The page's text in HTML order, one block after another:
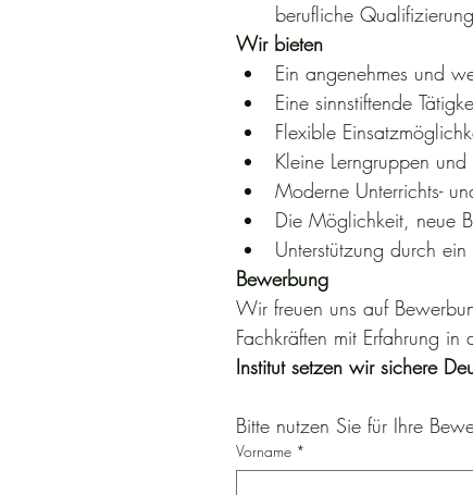
berufliche
Wir bieten
Ein angenehmes und
Eine sinnstiftende
Flexible
Kleine Lerngruppen
Moderne Unterrichts-
Die Möglichkeit, neue
Unterstützung durch
Bewerbung
Wir freuen uns auf
Fachkräften mit Erfahrung
Institut setzen wir sichere
Bitte nutzen Sie für Ihre
Vorname *